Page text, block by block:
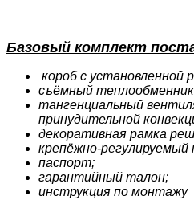
Базовый комплект
короб с установленной
съёмный
тангенциальный
принудительной
декоративная рамка
крепёжно-регулируемый
паспорт;
гарантийный талон;
инструкция по монтажу